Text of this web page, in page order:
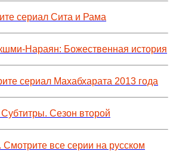
сериал Сита и Рама
Нараян: Божественная история
сериал Махабхарата 2013 года
Сезон второй
Смотрите все серии на русском